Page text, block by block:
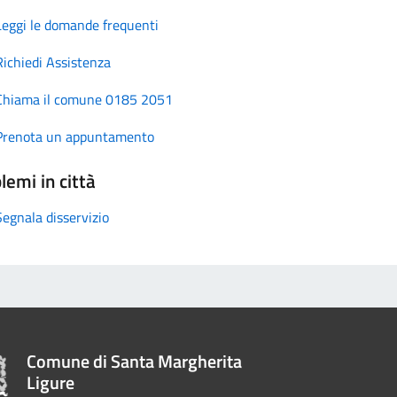
le domande frequenti
Assistenza
il comune 0185 2051
un appuntamento
in città
disservizio
Comune di Santa Margherita
Ligure